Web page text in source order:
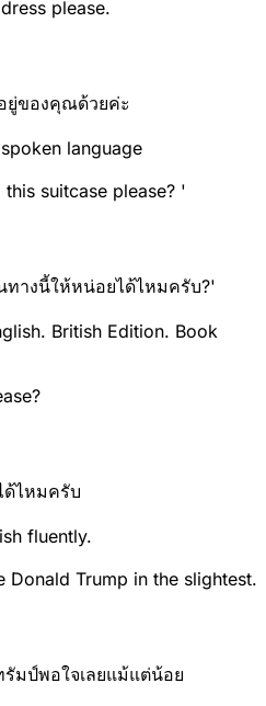
please.
ยู่ของคุณด้วยค่ะ
language
suitcase please? '
ทางนี้ให้หน่อยได้ไหมครับ?'
British Edition. Book
ไหมครับ
fluently.
Donald Trump in the slightest.
มป์พอใจเลยแม้แต่น้อย